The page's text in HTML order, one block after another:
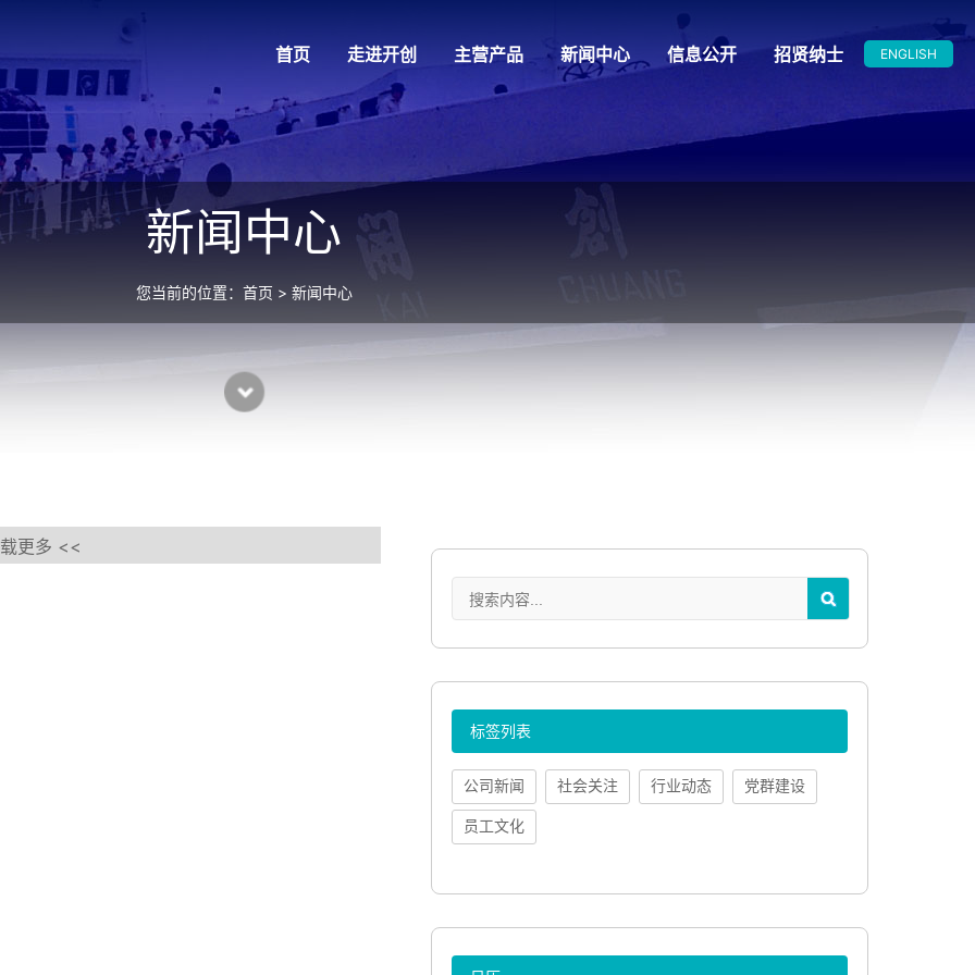
首页 走进开创 主营产品 新闻中心 信息公开 招贤纳士 ENGLISH
新闻中心
您当前的位置： 首页 > 新闻中心
更多 <<
标签列表
公司新闻 社会关注 行业动态 党群建设
员工文化